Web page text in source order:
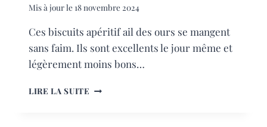
Mis à jour le 18 novembre 2024
Ces biscuits apéritif ail des ours se mangent
sans faim. Ils sont excellents le jour même et
légèrement moins bons…
LIRE LA SUITE BISCUITS